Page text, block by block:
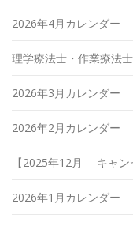
2026年4月カレンダー
理学療法士・作業療法
2026年3月カレンダー
2026年2月カレンダー
【2025年12月 キャン
2026年1月カレンダー